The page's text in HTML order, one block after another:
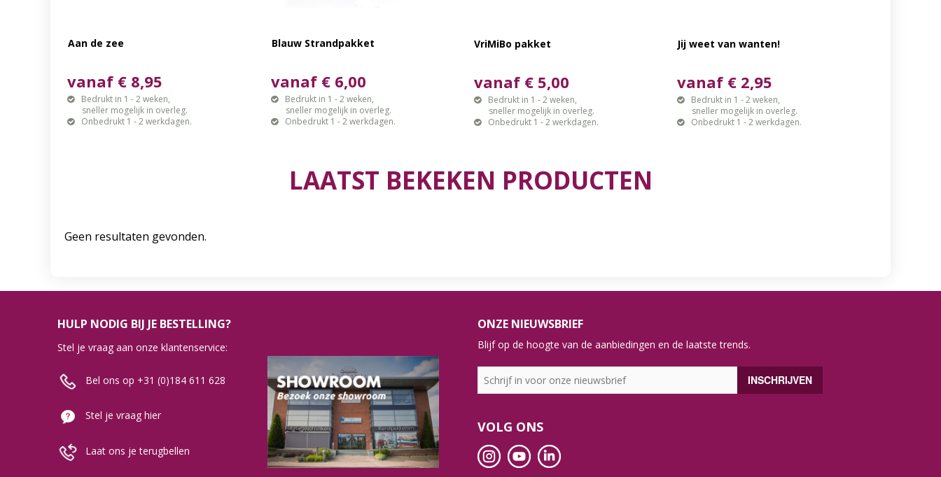
Aan de zee
vanaf € 8,95
Bedrukt in 1 - 2 weken,
sneller mogelijk in overleg.
Onbedrukt 1 - 2 werkdagen.
Blauw Strandpakket
vanaf € 6,00
Bedrukt in 1 - 2 weken,
sneller mogelijk in overleg.
Onbedrukt 1 - 2 werkdagen.
VriMiBo pakket
vanaf € 5,00
Bedrukt in 1 - 2 weken,
sneller mogelijk in overleg.
Onbedrukt 1 - 2 werkdagen.
Jij weet van wanten!
vanaf € 2,95
Bedrukt in 1 - 2 weken,
sneller mogelijk in overleg.
Onbedrukt 1 - 2 werkdagen.
LAATST BEKEKEN PRODUCTEN
Geen resultaten gevonden.
HULP NODIG BIJ JE BESTELLING?
Stel je vraag aan onze klantenservice:
Bel ons op +31 (0)184 611 628
Stel je vraag hier
Laat ons je terugbellen
ONZE NIEUWSBRIEF
Blijf op de hoogte van de aanbiedingen en de laatste trends.
VOLG ONS